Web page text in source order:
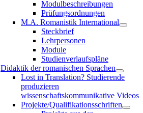
Modulbeschreibungen
Prüfungsordnungen
M.A. Romanistik International
Steckbrief
Lehrpersonen
Module
Studienverlaufspläne
Didaktik der romanischen Sprachen
Lost in Translation? Studierende
produzieren
wissenschaftskommunikative Videos
Projekte/Qualifikationsschriften